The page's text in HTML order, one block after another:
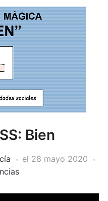
Bien
el 28 mayo 2020